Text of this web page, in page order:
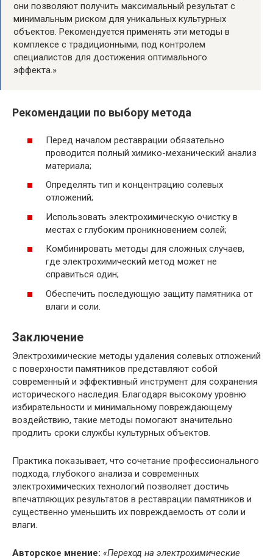
они позволяют получить максимальный результат с
минимальным риском для уникальных культурных
объектов. Рекомендуется применять эти методы в
комплексе с традиционными, под контролем
специалистов для достижения оптимального
эффекта.»
Рекомендации по выбору метода
Перед началом реставрации обязательно
проводится полный химико-механический анализ
материала;
Определять тип и концентрацию солевых
отложений;
Использовать электрохимическую очистку в
местах с глубоким проникновением солей;
Комбинировать методы для сложных случаев,
где электрохимический метод может не
справиться один;
Обеспечить последующую защиту памятника от
влаги и соли.
Заключение
Электрохимические методы удаления солевых отложений
с поверхности памятников представляют собой
современный и эффективный инструмент для сохранения
исторического наследия. Благодаря высокому уровню
избирательности и минимальному повреждающему
воздействию, такие методы помогают значительно
продлить сроки службы культурных объектов.
Практика показывает, что сочетание профессионального
подхода, глубокого анализа и современных
электрохимических технологий позволяет достичь
впечатляющих результатов в реставрации памятников и
существенно уменьшить их повреждаемость от соли и
влаги.
Авторское мнение: «Переход на электрохимические